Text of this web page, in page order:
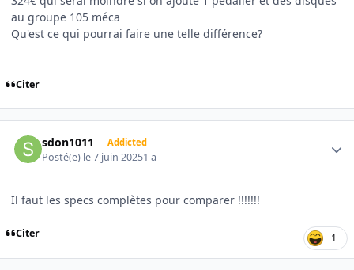
au groupe 105 méca
Qu'est ce qui pourrai faire une telle différence?
Citer
sdon1011 Addicted
Posté(e) le 7 juin 20251 a
Il faut les specs complètes pour comparer !!!!!!!
Citer 1